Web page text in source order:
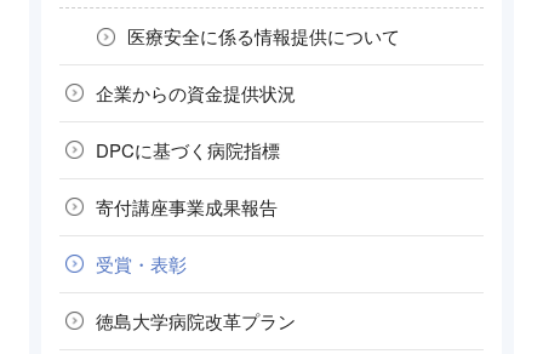
医療安全に係る情報提供について
企業からの資金提供状況
DPCに基づく病院指標
寄付講座事業成果報告
受賞・表彰
徳島大学病院改革プラン